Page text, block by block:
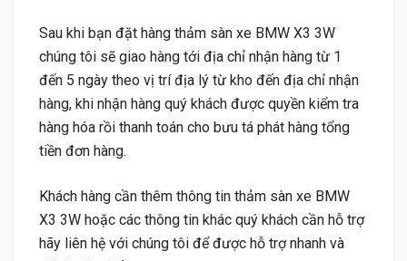
Sau khi bạn đặt hàng thảm sàn xe BMW X3 3W
chúng tôi sẽ giao hàng tới địa chỉ nhận hàng từ 1
đến 5 ngày theo vị trí địa lý từ kho đến địa chỉ nhận
hàng, khi nhận hàng quý khách được quyền kiểm tra
hàng hóa rồi thanh toán cho bưu tá phát hàng tổng
tiền đơn hàng.
Khách hàng cần thêm thông tin thảm sàn xe BMW
X3 3W hoặc các thông tin khác quý khách cần hỗ trợ
hãy liên hệ với chúng tôi để được hỗ trợ nhanh và